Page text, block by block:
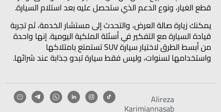
قطع الغيار، ونوع الدعم الذي ستحصل عليه بعد استلام السيارة.
يمكنك زيارة صالة العرض، والتحدث إلى مستشار الخدمة، ثم تجربة
قيادة السيارة مع التفكير في أسئلة الملكية اليومية. إنها واحدة
من أبسط الطرق لاختيار سيارة SUV تستمتع بامتلاكها
واستخدامها لسنوات، وليس فقط سيارة تبدو جذابة عند شرائها.
Alireza
Karimiannasab